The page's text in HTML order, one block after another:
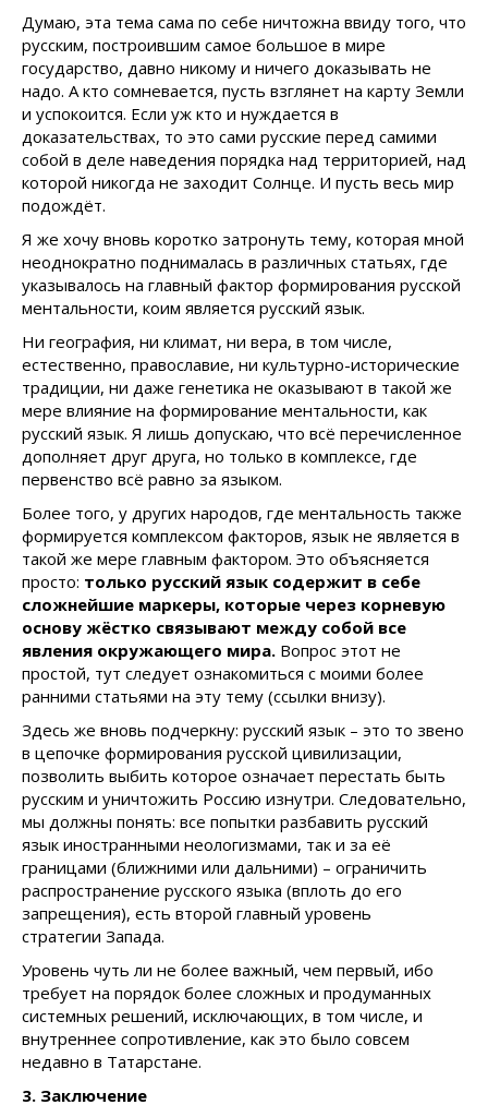
Думаю, эта тема сама по себе ничтожна ввиду того, что
русским, построившим самое большое в мире
государство, давно никому и ничего доказывать не
надо. А кто сомневается, пусть взглянет на карту Земли
и успокоится. Если уж кто и нуждается в
доказательствах, то это сами русские перед самими
собой в деле наведения порядка над территорией, над
которой никогда не заходит Солнце. И пусть весь мир
подождёт.
Я же хочу вновь коротко затронуть тему, которая мной
неоднократно поднималась в различных статьях, где
указывалось на главный фактор формирования русской
ментальности, коим является русский язык.
Ни география, ни климат, ни вера, в том числе,
естественно, православие, ни культурно-исторические
традиции, ни даже генетика не оказывают в такой же
мере влияние на формирование ментальности, как
русский язык. Я лишь допускаю, что всё перечисленное
дополняет друг друга, но только в комплексе, где
первенство всё равно за языком.
Более того, у других народов, где ментальность также
формируется комплексом факторов, язык не является в
такой же мере главным фактором. Это объясняется
просто: только русский язык содержит в себе
сложнейшие маркеры, которые через корневую
основу жёстко связывают между собой все
явления окружающего мира. Вопрос этот не
простой, тут следует ознакомиться с моими более
ранними статьями на эту тему (ссылки внизу).
Здесь же вновь подчеркну: русский язык – это то звено
в цепочке формирования русской цивилизации,
позволить выбить которое означает перестать быть
русским и уничтожить Россию изнутри. Следовательно,
мы должны понять: все попытки разбавить русский
язык иностранными неологизмами, так и за её
границами (ближними или дальними) – ограничить
распространение русского языка (вплоть до его
запрещения), есть второй главный уровень
стратегии Запада.
Уровень чуть ли не более важный, чем первый, ибо
требует на порядок более сложных и продуманных
системных решений, исключающих, в том числе, и
внутреннее сопротивление, как это было совсем
недавно в Татарстане.
3. Заключение